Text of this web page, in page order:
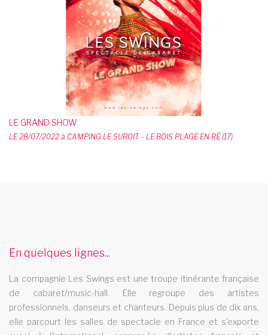
LE GRAND SHOW
LE 28/07/2022 à CAMPING LE SUROIT - LE BOIS PLAGE EN RÉ (17)
cabaret 09
Le cabaret Les Swings se deplace dans la dÃ©partement 09
cabaret beauvais
Le cabaret Les Swings se deplace dans la ville de beauvais
cabaret saint genevieve des bois
En quelques lignes...
La compagnie Les Swings est une troupe itinérante française
de cabaret/music-hall. Elle regroupe des artistes
professionnels, danseurs et chanteurs. Depuis plus de dix ans,
elle parcourt les salles de spectacle en France et s'exporte